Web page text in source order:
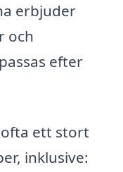
erbjuder
och
efter
ofta ett stort
inklusive: